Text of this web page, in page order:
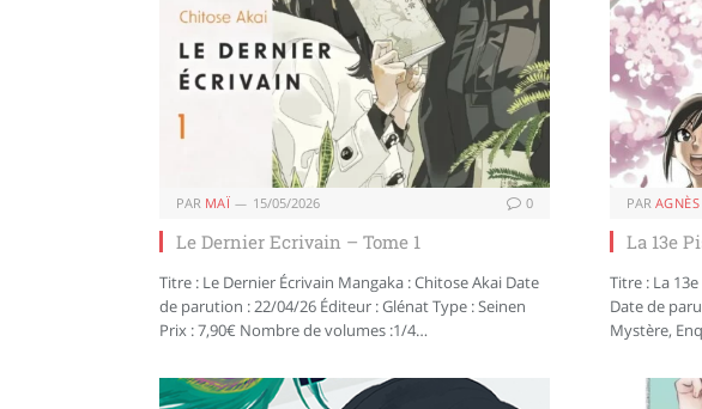
PAR MAÏ 15/05/2026 0
Le Dernier Ecrivain – Tome 1
Titre : Le Dernier Écrivain Mangaka : Chitose Akai Date
de parution : 22/04/26 Éditeur : Glénat Type : Seinen
Prix : 7,90€ Nombre de volumes :1/4…
PAR AGNÈS
La 13e
Titre : La
Date de
Mystère,